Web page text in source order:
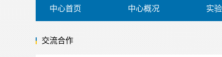
中心首页 中心概况 实
交流合作